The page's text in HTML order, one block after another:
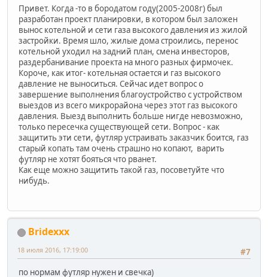
Привет. Когда -то в бородатом году(2005-2008г) был
разработан проект планировки, в котором был заложен
вынос котельной и сети газа высокого давления из жилой
застройки. Время шло, жилые дома строились, перенос
котельной уходил на задний план, смена инвесторов,
раздербанивание проекта на много разных фирмочек.
Короче, как итог- котельная остается и газ высокого
давление не выноситься. Сейчас идет вопрос о
завершение выполнения благоустройство с устройством
выездов из всего микрорайона через этот газ высокого
давления. Выезд выполнить больше нигде невозможно,
только пересечка существующей сети. Вопрос - как
защитить эти сети, футляр устраивать заказчик боится, газ
старый копать там очень страшно но копают, варить
футляр не хотят бояться что рванет.
Как еще можно защитить такой газ, посоветуйте что
нибудь.
Bridexxx
#7
18 июля 2016, 17:19:00
по нормам футляр нужен и свечка)